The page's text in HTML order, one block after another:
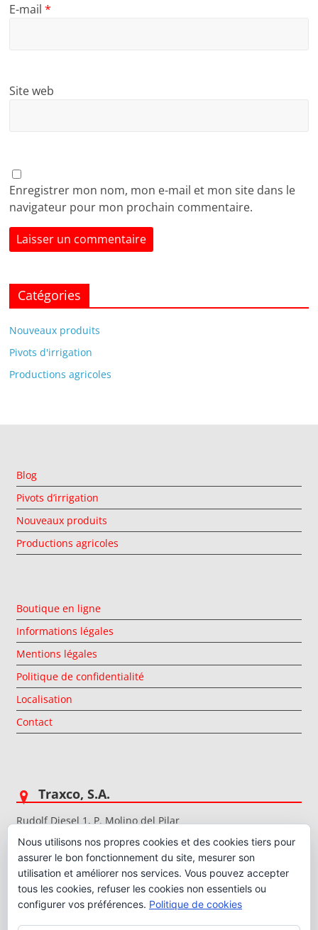
E-mail*
Site web
Enregistrer mon nom, mon e-mail et mon site dans le
navigateur pour mon prochain commentaire.
Catégories
Nouveaux produits
Pivots d'irrigation
Productions agricoles
Blog
Pivots d’irrigation
Nouveaux produits
Productions agricoles
Boutique en ligne
Informations légales
Mentions légales
Politique de confidentialité
Localisation
Contact
Traxco, S.A.
Rudolf Diesel 1, P. Molino del Pilar
Téléphone. (+34) 976225517
Numéro.Fax. (+34) 976227206
E-mail:traxco@traxco.fr
www.traxco.fr
Nous utilisons nos propres cookies et des cookies tiers pour
assurer le bon fonctionnement du site, mesurer son
utilisation et améliorer nos services. Vous pouvez accepter
tous les cookies, refuser les cookies non essentiels ou
configurer vos préférences. Politique de cookies